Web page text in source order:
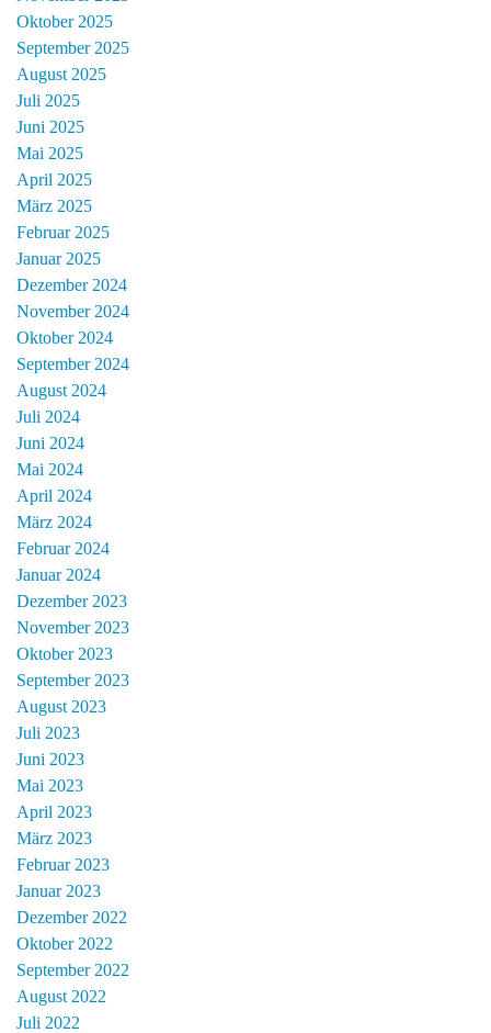
Oktober 2025
September 2025
August 2025
Juli 2025
Juni 2025
Mai 2025
April 2025
März 2025
Februar 2025
Januar 2025
Dezember 2024
November 2024
Oktober 2024
September 2024
August 2024
Juli 2024
Juni 2024
Mai 2024
April 2024
März 2024
Februar 2024
Januar 2024
Dezember 2023
November 2023
Oktober 2023
September 2023
August 2023
Juli 2023
Juni 2023
Mai 2023
April 2023
März 2023
Februar 2023
Januar 2023
Dezember 2022
Oktober 2022
September 2022
August 2022
Juli 2022